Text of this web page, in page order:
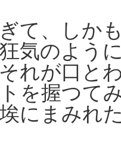
て、しか
気のよう
れが口と
を握つて
にまみれ